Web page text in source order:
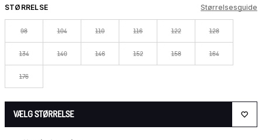
STØRRELSE Størrelsesguide
98 104 110 116 122 128
134 140 146 152 158 164
176
VÆLG STØRRELSE